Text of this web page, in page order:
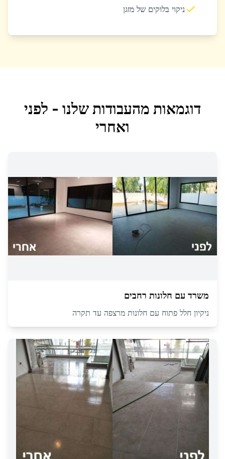
ניקוי בלוקים של מזגן
דוגמאות מהעבודות שלנו - לפני
ואחרי
משרד עם חלונות רחבים
ניקיון חלל פתוח עם חלונות מרצפה עד תקרה